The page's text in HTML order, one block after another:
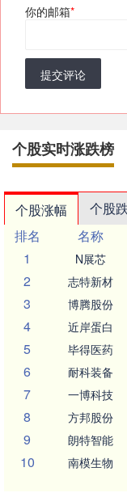
你的邮箱*
提交评论
个股实时涨跌榜
个股涨幅 个股
排名
名称
1
N展芯
2 志特新材
3 博腾股份
4 近岸蛋白
5 毕得医药
6 耐科装备
7 一博科技
8 方邦股份
9 朗特智能
10 南模生物